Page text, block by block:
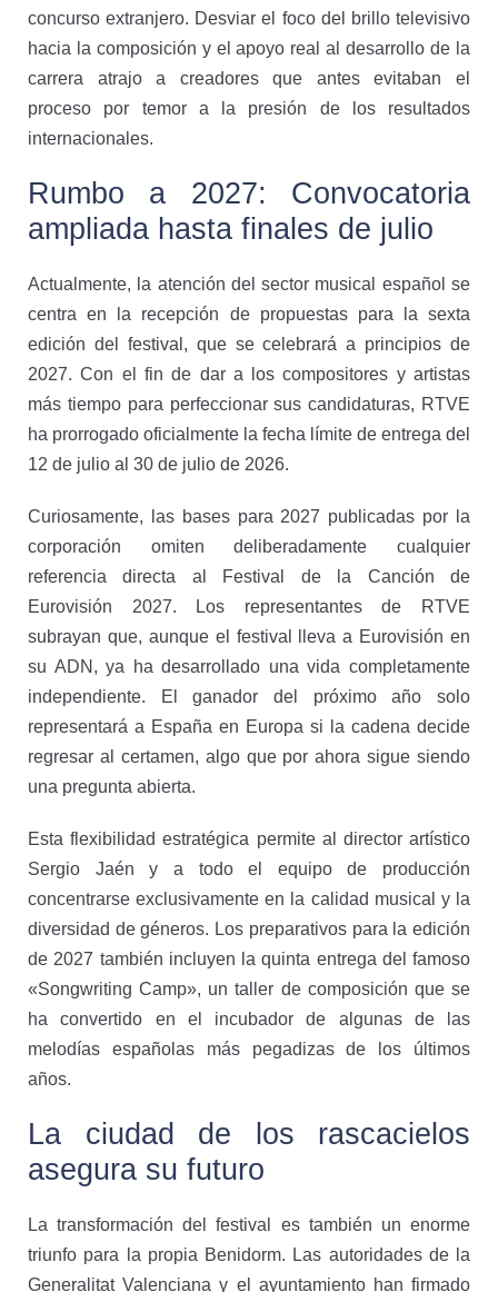
concurso extranjero. Desviar el foco del brillo televisivo
hacia la composición y el apoyo real al desarrollo de la
carrera atrajo a creadores que antes evitaban el
proceso por temor a la presión de los resultados
internacionales.
Rumbo a 2027: Convocatoria
ampliada hasta finales de julio
Actualmente, la atención del sector musical español se
centra en la recepción de propuestas para la sexta
edición del festival, que se celebrará a principios de
2027. Con el fin de dar a los compositores y artistas
más tiempo para perfeccionar sus candidaturas, RTVE
ha prorrogado oficialmente la fecha límite de entrega del
12 de julio al 30 de julio de 2026.
Curiosamente, las bases para 2027 publicadas por la
corporación omiten deliberadamente cualquier
referencia directa al Festival de la Canción de
Eurovisión 2027. Los representantes de RTVE
subrayan que, aunque el festival lleva a Eurovisión en
su ADN, ya ha desarrollado una vida completamente
independiente. El ganador del próximo año solo
representará a España en Europa si la cadena decide
regresar al certamen, algo que por ahora sigue siendo
una pregunta abierta.
Esta flexibilidad estratégica permite al director artístico
Sergio Jaén y a todo el equipo de producción
concentrarse exclusivamente en la calidad musical y la
diversidad de géneros. Los preparativos para la edición
de 2027 también incluyen la quinta entrega del famoso
«Songwriting Camp», un taller de composición que se
ha convertido en el incubador de algunas de las
melodías españolas más pegadizas de los últimos
años.
La ciudad de los rascacielos
asegura su futuro
La transformación del festival es también un enorme
triunfo para la propia Benidorm. Las autoridades de la
Generalitat Valenciana y el ayuntamiento han firmado